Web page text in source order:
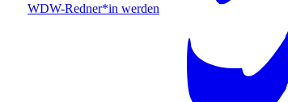
WDW-Redner*in werden